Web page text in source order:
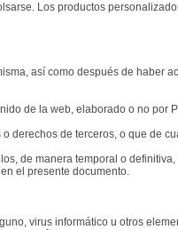
Los productos
así como después de haber
de la web, elaborado o no por
derechos de terceros, o que de
de manera temporal o definitiva,
el presente documento.
virus informático u otros